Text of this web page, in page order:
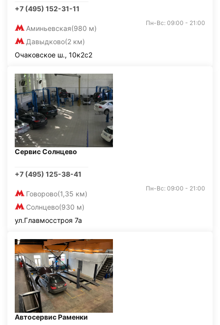
+7 (495) 152-31-11
Аминьевская(980 м)
Давыдково(2 км)
Пн-Вс: 09:00 - 21:00
Очаковское ш., 10к2с2
Сервис Солнцево
+7 (495) 125-38-41
Говорово(1,35 км)
Солнцево(930 м)
Пн-Вс: 09:00 - 21:00
ул.Главмосстроя 7а
Автосервис Раменки